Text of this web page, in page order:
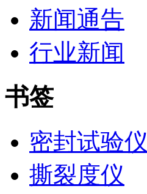
新闻通告
行业新闻
书签
密封试验仪
撕裂度仪